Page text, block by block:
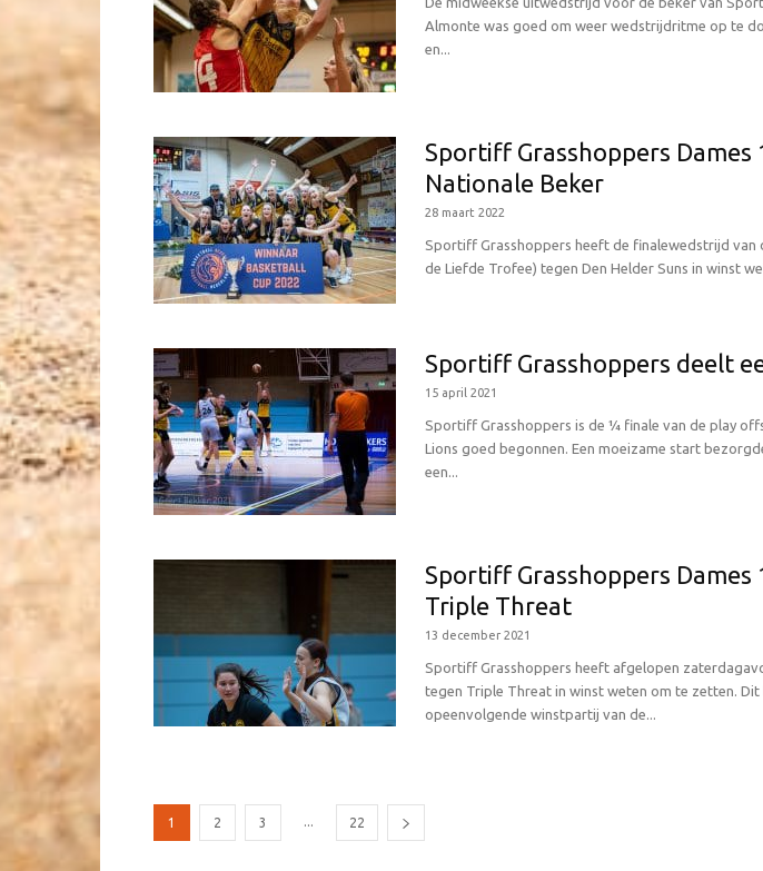
Almonte was goed om weer wedstrijdritme op te
en...
Sportiff Grasshoppers Dames
Nationale Beker
28 maart 2022
Sportiff Grasshoppers heeft de finalewedstrijd van
de Liefde Trofee) tegen Den Helder Suns in winst
Sportiff Grasshoppers deelt
15 april 2021
Sportiff Grasshoppers is de ¼ finale van de play
Lions goed begonnen. Een moeizame start
een...
Sportiff Grasshoppers Dames
Triple Threat
13 december 2021
Sportiff Grasshoppers heeft afgelopen
tegen Triple Threat in winst weten om te zetten. Dit
opeenvolgende winstpartij van de...
1 2 3 ... 22